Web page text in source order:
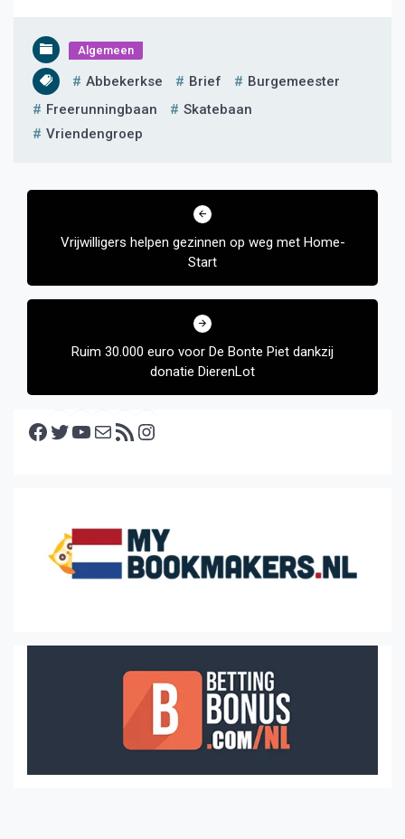
Algemeen
Abbekerkse Brief
Burgemeester
Freerunningbaan
Skatebaan
Vriendengroep
Bericht
Vrijwilligers helpen gezinnen op weg met Home-
Start
Ruim 30.000 euro voor De Bonte Piet dankzij
donatie DierenLot
Facebook Twitter YouTube E-mail RSS feed